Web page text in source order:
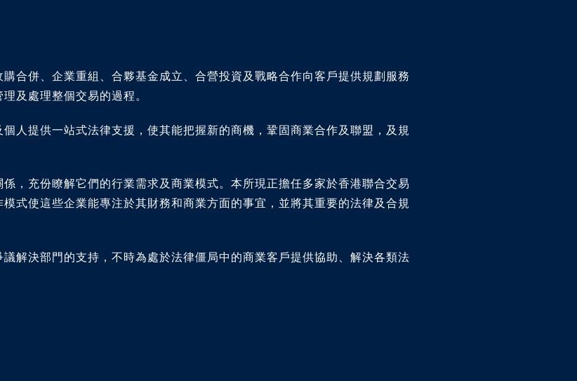
合併、企業重組、合夥基金成立、合營投資及戰略合作向客戶提供規劃服務
及處理整個交易的過程。
人提供一站式法律支援，使其能把握新的商機，鞏固商業合作及聯盟，及規
，充份瞭解它們的行業需求及商業模式。本所現正擔任多家於香港聯合交易
式使這些企業能專注於其財務和商業方面的事宜，並將其重要的法律及合規
解決部門的支持，不時為處於法律僵局中的商業客戶提供協助、解決各類法